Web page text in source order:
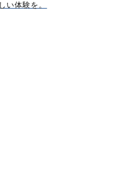
い体験を。